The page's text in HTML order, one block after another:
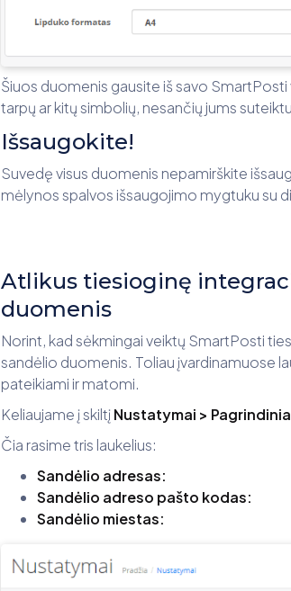
Šiuos duomenis gausite iš savo
tarpų ar kitų simbolių, nesančių jums
Išsaugokite!
Suvedę visus duomenis nepamirškite
mėlynos spalvos išsaugojimo mygtuku su
Atlikus tiesioginę
duomenis
Norint, kad sėkmingai veiktų SmartPosti
sandėlio duomenis. Toliau įvardinamuose
pateikiami ir matomi.
Keliaujame į skiltįNustatymai >
Čia rasime tris laukelius:
Sandėlio adresas:
Sandėlio adreso pašto kodas:
Sandėlio miestas: